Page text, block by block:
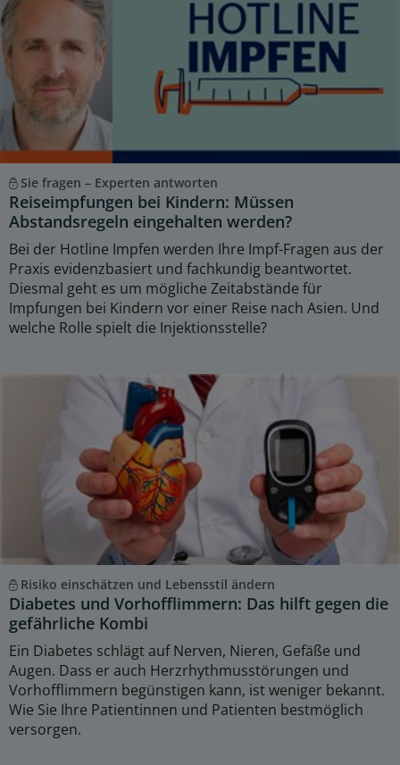
Sie fragen – Experten antworten
Reiseimpfungen bei Kindern: Müssen
Abstandsregeln eingehalten werden?
Bei der Hotline Impfen werden Ihre Impf-Fragen aus der
Praxis evidenzbasiert und fachkundig beantwortet.
Diesmal geht es um mögliche Zeitabstände für
Impfungen bei Kindern vor einer Reise nach Asien. Und
welche Rolle spielt die Injektionsstelle?
Risiko einschätzen und Lebensstil ändern
Diabetes und Vorhofflimmern: Das hilft gegen die
gefährliche Kombi
Ein Diabetes schlägt auf Nerven, Nieren, Gefäße und
Augen. Dass er auch Herzrhythmusstörungen und
Vorhofflimmern begünstigen kann, ist weniger bekannt.
Wie Sie Ihre Patientinnen und Patienten bestmöglich
versorgen.